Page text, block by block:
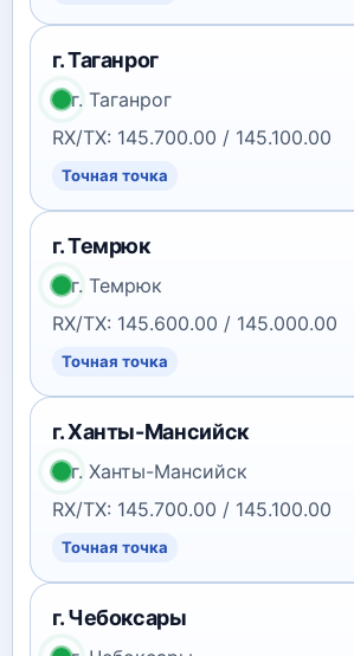
г. Таганрог
г. Таганрог
RX/TX: 145.700.00 / 145.100.00
Точная точка
г. Темрюк
г. Темрюк
RX/TX: 145.600.00 / 145.000.00
Точная точка
г. Ханты-Мансийск
г. Ханты-Мансийск
RX/TX: 145.700.00 / 145.100.00
Точная точка
г. Чебоксары